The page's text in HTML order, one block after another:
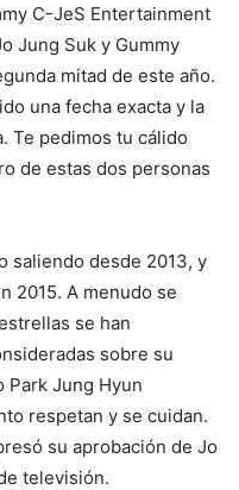
C-JeS Entertainment
Jung Suk y Gummy
mitad de este año.
una fecha exacta y la
Te pedimos tu cálido
de estas dos personas
saliendo desde 2013, y
2015. A menudo se
se han
sobre su
Park Jung Hyun
respetan y se cuidan.
su aprobación de Jo
televisión.